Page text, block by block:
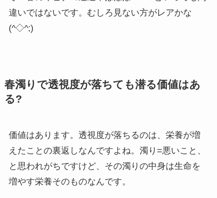
違いではないです。むしろ見ない方がレアかな
(^◇^;)
春濁りで透視度が落ちても潜る価値はあ
る?
価値はあります。透視度が落ちるのは、栄養が増
えたことの裏返しなんですよね。濁り=悪いこと、
と思われがちですけど、その濁りの中身は生命を
増やす栄養そのものなんです。